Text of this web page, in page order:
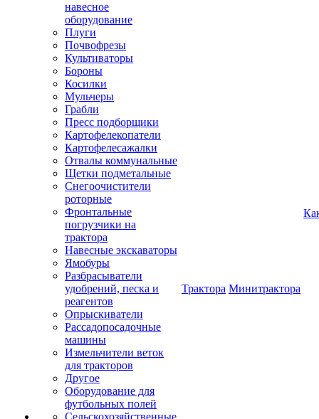
навесное
оборудование
Плуги
Почвофрезы
Культиваторы
Бороны
Косилки
Мульчеры
Грабли
Пресс подборщики
Картофелекопатели
Картофелесажалки
Отвалы коммунальные
Щетки подметальные
Снегоочистители
роторные
Фронтальные
погрузчики на
трактора
Навесные экскаваторы
Ямобуры
Разбрасыватели
удобрений, песка и
реагентов
Опрыскиватели
Рассадопосадочные
машины
Измельчители веток
для тракторов
Другое
Оборудование для
футбольных полей
Сельскохозяйственные
Трактора Минитрактора